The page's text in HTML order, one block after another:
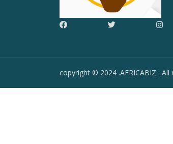
copyright © 2024 .AFRICABIZ . All